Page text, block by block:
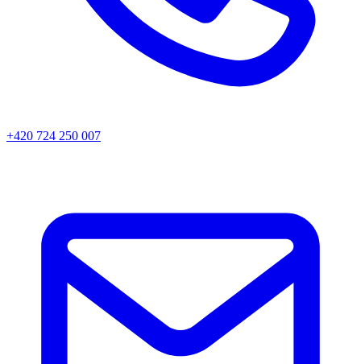
+420 724 250 007